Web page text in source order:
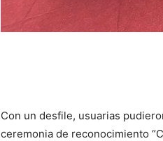
Con un desfile, usuarias
ceremonia de reconocimiento